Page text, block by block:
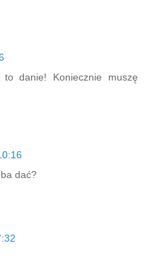
danie! Koniecznie muszę
dać?